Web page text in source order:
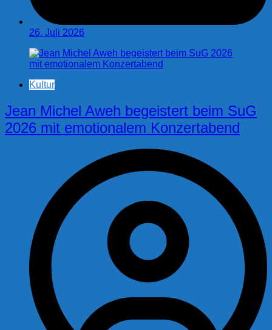
26. Juli 2026
Kultur
Jean Michel Aweh begeistert beim SuG
2026 mit emotionalem Konzertabend